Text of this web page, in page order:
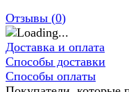
Отзывы (0)
Доставка и оплата
Способы доставки
Способы оплаты